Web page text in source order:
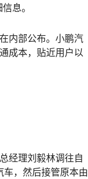
息。
内部公布。小鹏汽
成本，贴近用户以
经理刘毅林调往自
，然后接管原本由